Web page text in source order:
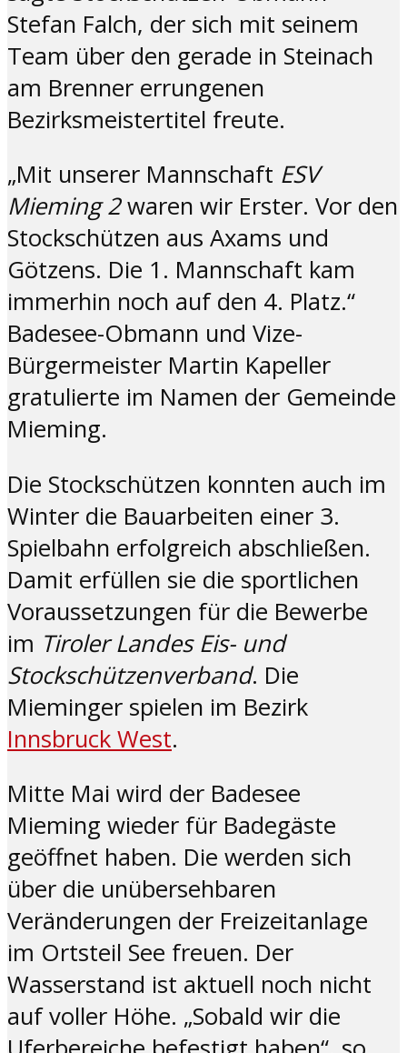
Stefan Falch, der sich mit seinem
Team über den gerade in Steinach
am Brenner errungenen
Bezirksmeistertitel freute.
„Mit unserer Mannschaft ESV
Mieming 2waren wir Erster. Vor den
Stockschützen aus Axams und
Götzens. Die 1. Mannschaft kam
immerhin noch auf den 4. Platz.“
Badesee-Obmann und Vize-
Bürgermeister Martin Kapeller
gratulierte im Namen der Gemeinde
Mieming.
Die Stockschützen konnten auch im
Winter die Bauarbeiten einer 3.
Spielbahn erfolgreich abschließen.
Damit erfüllen sie die sportlichen
Voraussetzungen für die Bewerbe
im Tiroler Landes Eis- und
Stockschützenverband. Die
Mieminger spielen im Bezirk
Innsbruck West.
Mitte Mai wird der Badesee
Mieming wieder für Badegäste
geöffnet haben. Die werden sich
über die unübersehbaren
Veränderungen der Freizeitanlage
im Ortsteil See freuen. Der
Wasserstand ist aktuell noch nicht
auf voller Höhe. „Sobald wir die